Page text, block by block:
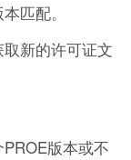
匹配。
新的许可证文
版本或不